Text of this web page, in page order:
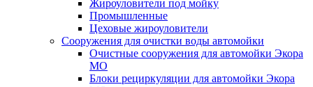
Жироуловители под мойку
Промышленные
Цеховые жироуловители
Сооружения для очистки воды автомойки
Очистные сооружения для автомойки Экора
МО
Блоки рециркуляции для автомойки Экора